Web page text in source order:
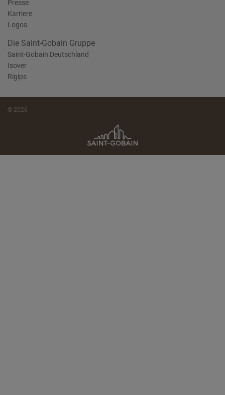
Presse
Karriere
Logos
Die Saint-Gobain Gruppe
Saint-Gobain Deutschland
Isover
Rigips
© 2026